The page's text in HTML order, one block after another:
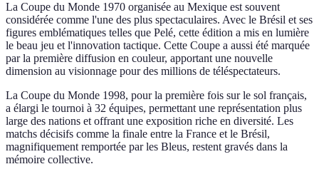
La Coupe du Monde 1970 organisée au Mexique est souvent
considérée comme l'une des plus spectaculaires. Avec le Brésil et ses
figures emblématiques telles que Pelé, cette édition a mis en lumière
le beau jeu et l'innovation tactique. Cette Coupe a aussi été marquée
par la première diffusion en couleur, apportant une nouvelle
dimension au visionnage pour des millions de téléspectateurs.
La Coupe du Monde 1998, pour la première fois sur le sol français,
a élargi le tournoi à 32 équipes, permettant une représentation plus
large des nations et offrant une exposition riche en diversité. Les
matchs décisifs comme la finale entre la France et le Brésil,
magnifiquement remportée par les Bleus, restent gravés dans la
mémoire collective.